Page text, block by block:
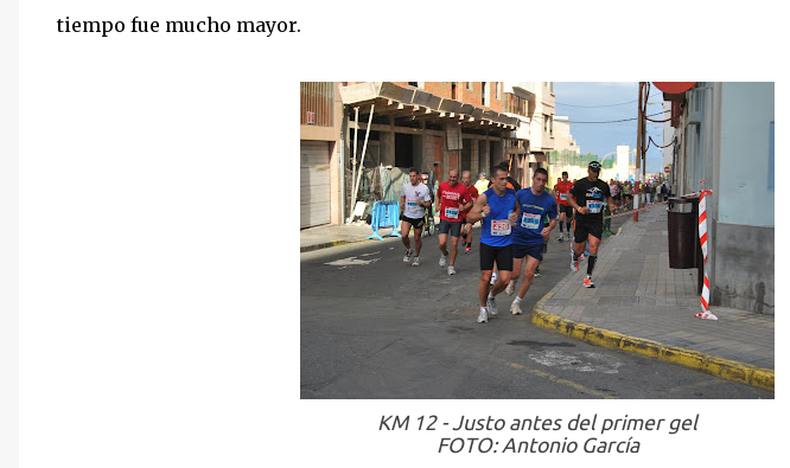
tiempo fue mucho mayor.
KM 12 - Justo antes del primer gel
FOTO: Antonio García